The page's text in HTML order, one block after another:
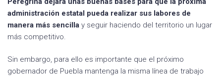
administración estatal pueda realizar sus labores de
manera más sencilla y seguir haciendo del territorio un lugar
más competitivo.
Sin embargo, para ello es importante que el próximo
gobernador de Puebla mantenga la misma línea de trabajo